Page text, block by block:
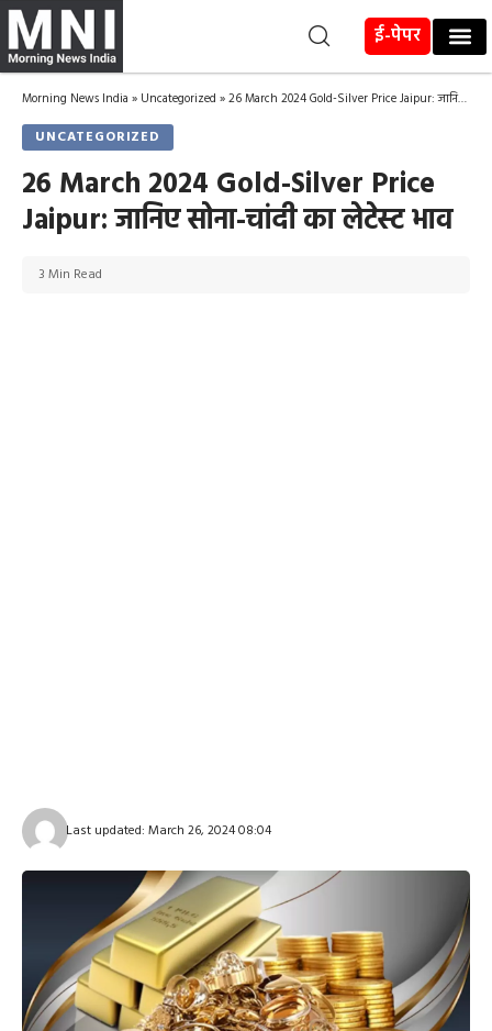
ई-पेपर
Morning News India » Uncategorized »26 March 2024 Gold-Silver Price Jaipur: जानिए सोना-चांदी का लेटेस्ट भाव
UNCATEGORIZED
26 March 2024 Gold-Silver Price
Jaipur: जानिए सोना-चांदी का लेटेस्ट भाव
Last updated: March 26, 2024 08:04
3 Min Read